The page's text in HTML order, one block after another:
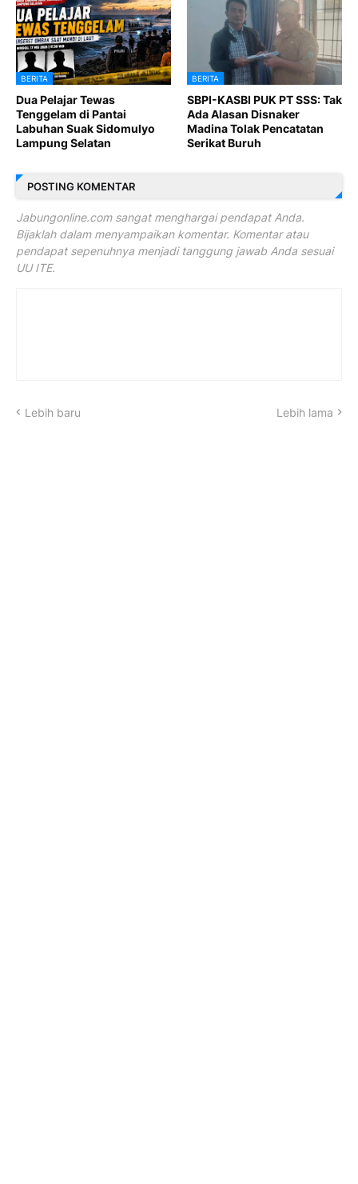
BERITA
Dua Pelajar Tewas
Tenggelam di Pantai
Labuhan Suak Sidomulyo
Lampung Selatan
BERITA
SBPI-KASBI PUK PT SSS: Tak
Ada Alasan Disnaker
Madina Tolak Pencatatan
Serikat Buruh
POSTING KOMENTAR
Jabungonline.com sangat menghargai pendapat Anda.
Bijaklah dalam menyampaikan komentar. Komentar atau
pendapat sepenuhnya menjadi tanggung jawab Anda sesuai
UU ITE.
Lebih baru Lebih lama